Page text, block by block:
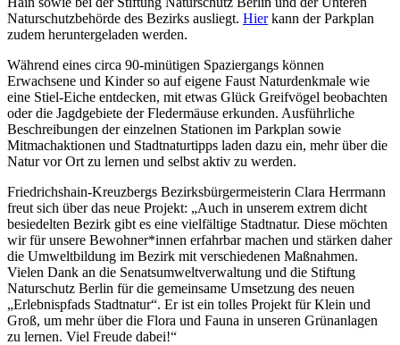
Naturschutzbehörde des Bezirks ausliegt. Hierkann der Parkplan
zudem heruntergeladen werden.
Während eines circa 90-minütigen Spaziergangs können
Erwachsene und Kinder so auf eigene Faust Naturdenkmale wie
eine Stiel-Eiche entdecken, mit etwas Glück Greifvögel beobachten
oder die Jagdgebiete der Fledermäuse erkunden. Ausführliche
Beschreibungen der einzelnen Stationen im Parkplan sowie
Mitmachaktionen und Stadtnaturtipps laden dazu ein, mehr über die
Natur vor Ort zu lernen und selbst aktiv zu werden.
Friedrichshain-Kreuzbergs Bezirksbürgermeisterin Clara Herrmann
freut sich über das neue Projekt: „Auch in unserem extrem dicht
besiedelten Bezirk gibt es eine vielfältige Stadtnatur. Diese möchten
wir für unsere Bewohner*innen erfahrbar machen und stärken daher
die Umweltbildung im Bezirk mit verschiedenen Maßnahmen.
Vielen Dank an die Senatsumweltverwaltung und die Stiftung
Naturschutz Berlin für die gemeinsame Umsetzung des neuen
„Erlebnispfads Stadtnatur“. Er ist ein tolles Projekt für Klein und
Groß, um mehr über die Flora und Fauna in unseren Grünanlagen
zu lernen. Viel Freude dabei!“